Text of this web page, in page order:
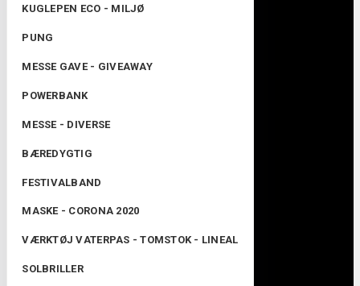
KUGLEPEN ECO - MILJØ
PUNG
MESSE GAVE - GIVEAWAY
POWERBANK
MESSE - DIVERSE
BÆREDYGTIG
FESTIVALBAND
MASKE - CORONA 2020
VÆRKTØJ VATERPAS - TOMSTOK - LINEAL
SOLBRILLER